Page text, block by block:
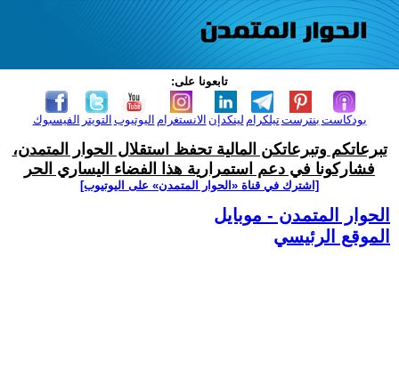
تابعونا على:
الفيسبوك التويتر اليوتيوب الانستغرام لينكدإن تيلكرامبنترست بودكاست
تبرعاتكم وتبرعاتكن المالية تحفظ استقلال الحوار المتمدن،
فشاركونا في دعم استمرارية هذا الفضاء اليساري الحر
[اشترك في قناة ‫«الحوار المتمدن» على اليوتيوب]
الحوار المتمدن - موبايل
الموقع الرئيسي